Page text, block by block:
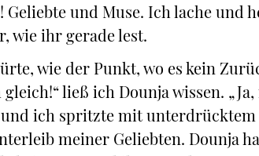
Geliebte und Muse. Ich lache
wie ihr gerade lest.
wie der Punkt, wo es kein
ließ ich Dounja wissen.
und ich spritzte mit
meiner Geliebten. Dounja